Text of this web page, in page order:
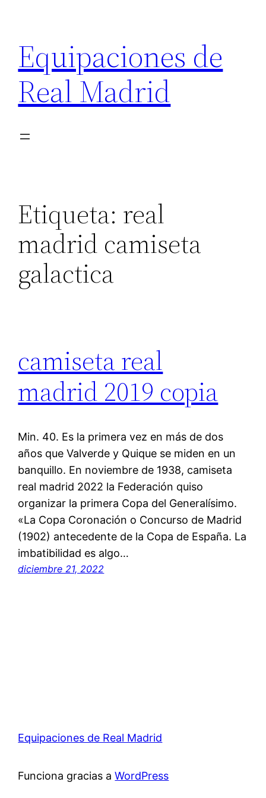
contenido
Equipaciones de
Real Madrid
Etiqueta: real
madrid camiseta
galactica
camiseta real
madrid 2019 copia
Min. 40. Es la primera vez en más de dos
años que Valverde y Quique se miden en un
banquillo. En noviembre de 1938, camiseta
real madrid 2022 la Federación quiso
organizar la primera Copa del Generalísimo.
«La Copa Coronación o Concurso de Madrid
(1902) antecedente de la Copa de España. La
imbatibilidad es algo…
diciembre 21, 2022
Equipaciones de Real Madrid
Funciona gracias aWordPress